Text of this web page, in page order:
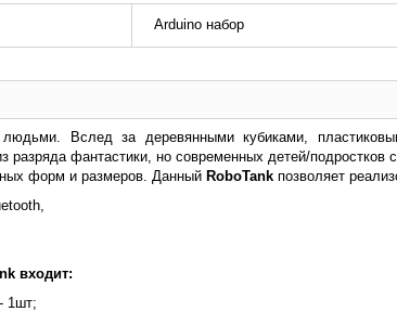
Arduino набор
Вслед за деревянными кубиками,
разряда фантастики, но современных детей/
форм и размеров. Данный RoboTank позволяет
входит:
1шт;